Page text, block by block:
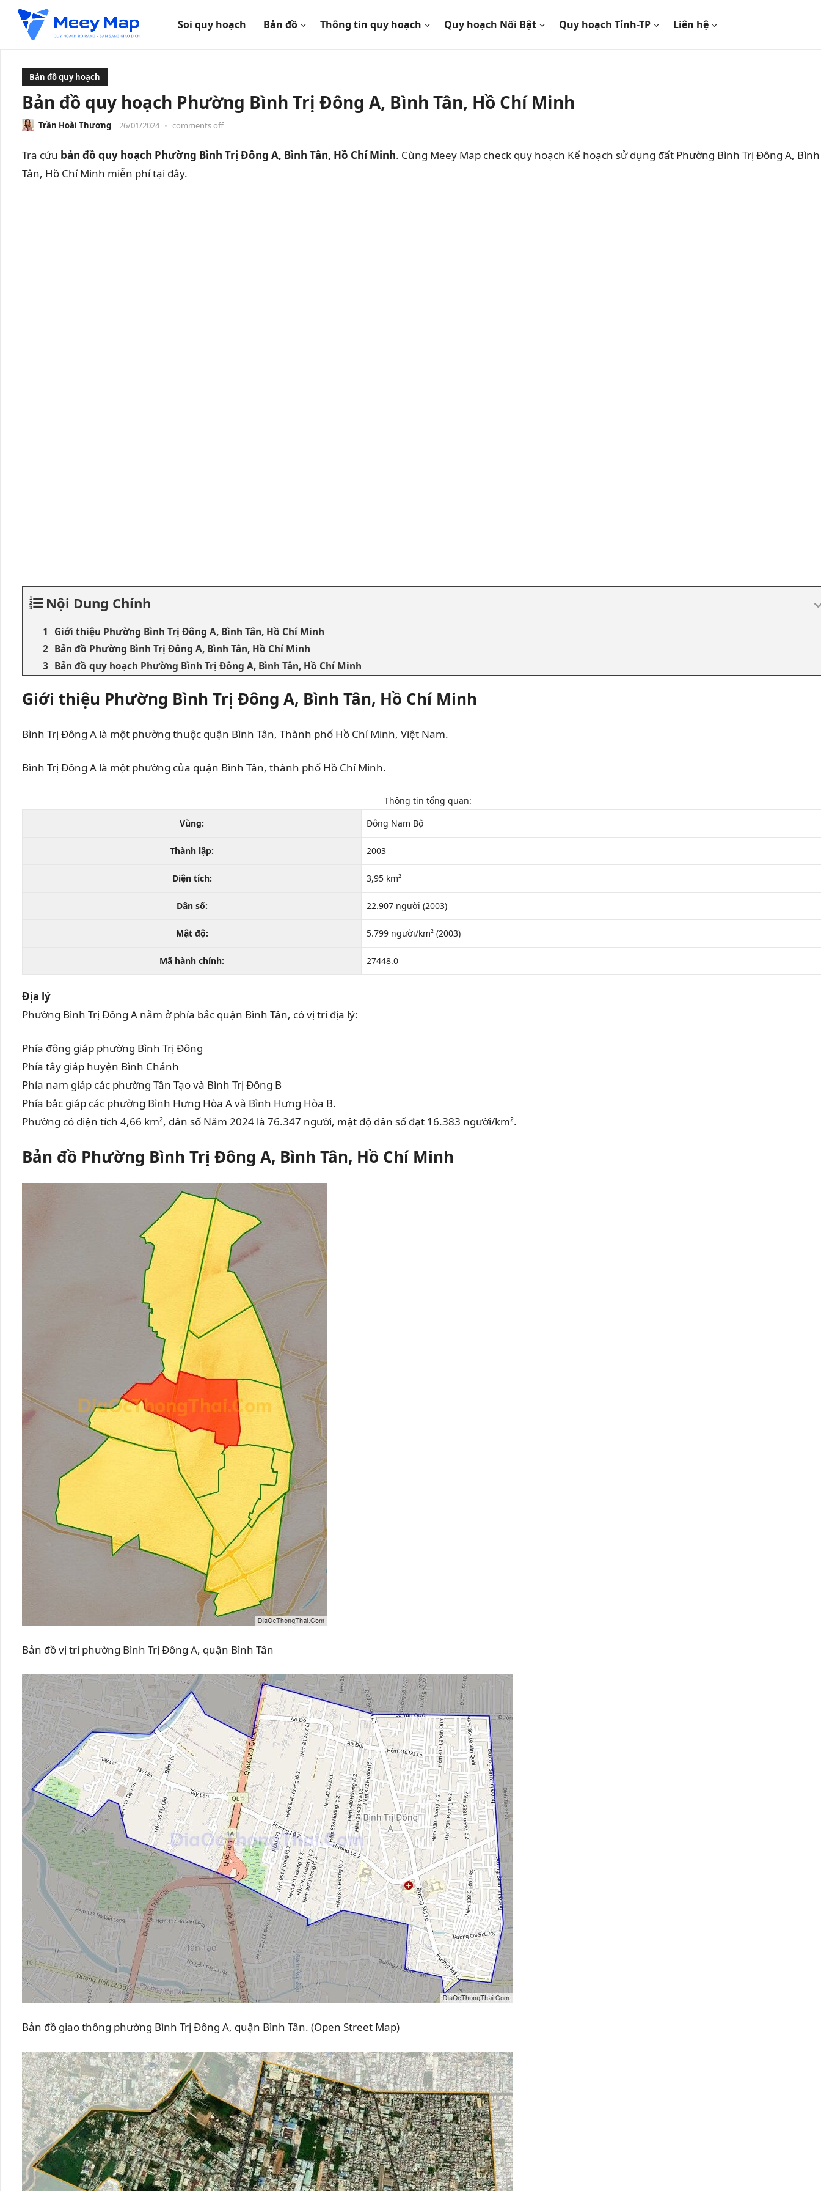
Soi quy hoạch Bản đồ Thông tin quy hoạch Quy hoạch Nổi Bật Quy hoạch Tỉnh-TP Liên hệ
Bản đồ quy hoạch
Bản đồ quy hoạch Phường Bình Trị Đông A, Bình Tân, Hồ Chí Minh
Trần Hoài Thương 26/01/2024 • comments off
Tra cứu bản đồ quy hoạch Phường Bình Trị Đông A, Bình Tân, Hồ Chí Minh. Cùng Meey Map check quy hoạch Kế hoạch sử dụng đất Phường Bình Trị Đông A, Bình
Tân, Hồ Chí Minh miễn phí tại đây.
Nội Dung Chính
Giới thiệu Phường Bình Trị Đông A, Bình Tân, Hồ Chí Minh
Bản đồ Phường Bình Trị Đông A, Bình Tân, Hồ Chí Minh
Bản đồ quy hoạch Phường Bình Trị Đông A, Bình Tân, Hồ Chí Minh
Giới thiệu Phường Bình Trị Đông A, Bình Tân, Hồ Chí Minh
Bình Trị Đông A là một phường thuộc quận Bình Tân, Thành phố Hồ Chí Minh, Việt Nam.
Bình Trị Đông A là một phường của quận Bình Tân, thành phố Hồ Chí Minh.
Thông tin tổng quan:
Vùng:
Đông Nam Bộ
Thành lập: 2003
Diện tích: 3,95 km²
Dân số: 22.907 người (2003)
Mật độ: 5.799 người/km² (2003)
Mã hành chính: 27448.0
Địa lý
Phường Bình Trị Đông A nằm ở phía bắc quận Bình Tân, có vị trí địa lý:
Phía đông giáp phường Bình Trị Đông
Phía tây giáp huyện Bình Chánh
Phía nam giáp các phường Tân Tạo và Bình Trị Đông B
Phía bắc giáp các phường Bình Hưng Hòa A và Bình Hưng Hòa B.
Phường có diện tích 4,66 km², dân số Năm 2024 là 76.347 người, mật độ dân số đạt 16.383 người/km².
Bản đồ Phường Bình Trị Đông A, Bình Tân, Hồ Chí Minh
Bản đồ vị trí phường Bình Trị Đông A, quận Bình Tân
Bản đồ giao thông phường Bình Trị Đông A, quận Bình Tân. (Open Street Map)